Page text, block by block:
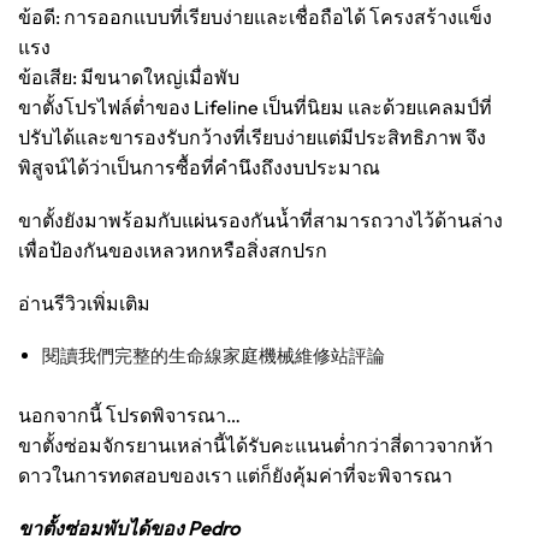
ข้อดี: การออกแบบที่เรียบง่ายและเชื่อถือได้ โครงสร้างแข็ง
แรง
ข้อเสีย: มีขนาดใหญ่เมื่อพับ
ขาตั้งโปรไฟล์ต่ำของ Lifeline เป็นที่นิยม และด้วยแคลมป์ที่
ปรับได้และขารองรับกว้างที่เรียบง่ายแต่มีประสิทธิภาพ จึง
พิสูจน์ได้ว่าเป็นการซื้อที่คำนึงถึงงบประมาณ
ขาตั้งยังมาพร้อมกับแผ่นรองกันน้ำที่สามารถวางไว้ด้านล่าง
เพื่อป้องกันของเหลวหกหรือสิ่งสกปรก
อ่านรีวิวเพิ่มเติม
閱讀我們完整的生命線家庭機械維修站評論
นอกจากนี้ โปรดพิจารณา…
ขาตั้งซ่อมจักรยานเหล่านี้ได้รับคะแนนต่ำกว่าสี่ดาวจากห้า
ดาวในการทดสอบของเรา แต่ก็ยังคุ้มค่าที่จะพิจารณา
ขาตั้งซ่อมพับได้ของ Pedro